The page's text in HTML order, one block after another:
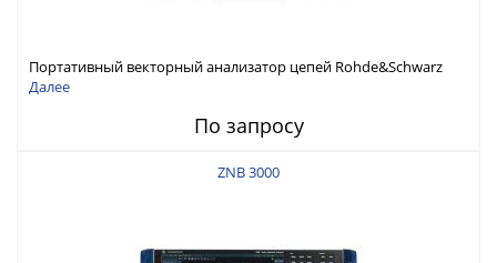
Портативный векторный анализатор цепей Rohde&Schwarz
ZNH с диапазоном частот от 30 кГц до 26,5 ГГц
Далее
По запросу
ZNB 3000